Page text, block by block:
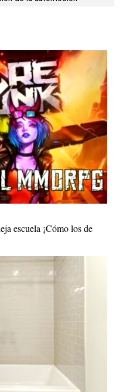
escuela ¡Cómo los de